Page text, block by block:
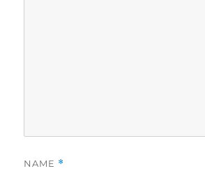
NAME *